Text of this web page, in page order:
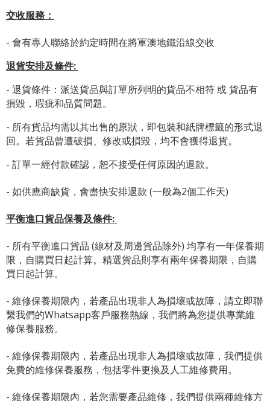
交收服務：
- 會有專人聯絡於約定時間在將軍澳地鐵沿線交收
退貨安排及條件:
- 退貨條件：派送貨品與訂單所列明的貨品不相符 或 貨品有
損毀，瑕疵和品質問題。
- 所有貨品均需以其出售的原狀，即包裝和紙牌標籤的形式退
回。若貨品曾遭破損、修改或損毀，均不會獲得退貨。
- 訂單一經付款確認，恕不接受任何原因的退款。
- 如供應商缺貨，會盡快安排退款 (一般為2個工作天)
平衡進口貨品保養及條件:
- 所有平衡進口貨品 (線材及周邊貨品除外) 均享有一年保養期
限，自購買日起計算。精選貨品則享有兩年保養期限，自購
買日起計算。
- 維修保養期限內，若產品出現非人為損壞或故障，請立即聯
繫我們的Whatsapp客戶服務熱線，我們將為您提供專業維
修保養服務。
- 維修保養期限內，若產品出現非人為損壞或故障，我們提供
免費的維修保養服務，包括零件更換及人工維修費用。
- 維修保養期限內，若您需要產品維修，我們提供兩種維修方